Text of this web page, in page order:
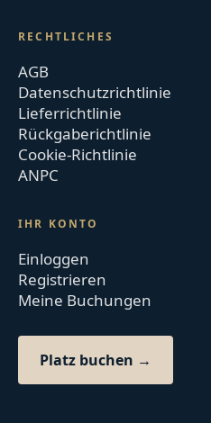
RECHTLICHES
AGB
Datenschutzrichtlinie
Lieferrichtlinie
Rückgaberichtlinie
Cookie-Richtlinie
ANPC
IHR KONTO
Einloggen
Registrieren
Meine Buchungen
Platz buchen →